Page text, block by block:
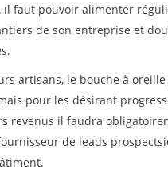
il faut pouvoir alimenter
de son entreprise et
artisans, le bouche à
pour les désirant
revenus il faudra
de leads